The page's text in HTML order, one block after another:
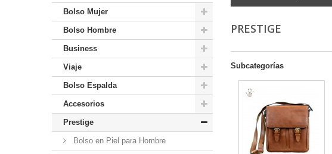
Bolso Mujer
Bolso Hombre
Business
Viaje
Bolso Espalda
Accesorios
Prestige
Bolso en Piel para Hombre
PRESTIGE
Subcategorías